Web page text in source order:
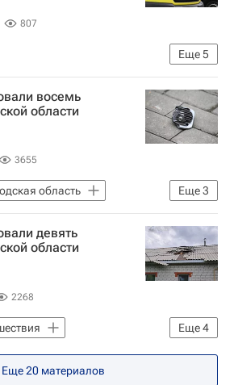
807
Еще5
операция на Украине
Белгородская область
восемь
области
3655
Еще3
область
Гладков
девять
области
2268
Еще4
Вячеслав Гладков
Еще20 материалов